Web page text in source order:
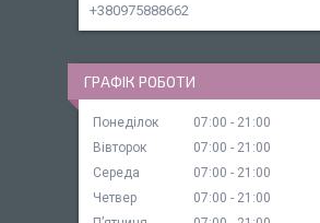
+380975888662
ГРАФІК РОБОТИ
Понеділок 07:00
21:00
Вівторок
07:00
21:00
Середа
07:00
21:00
Четвер
07:00
21:00